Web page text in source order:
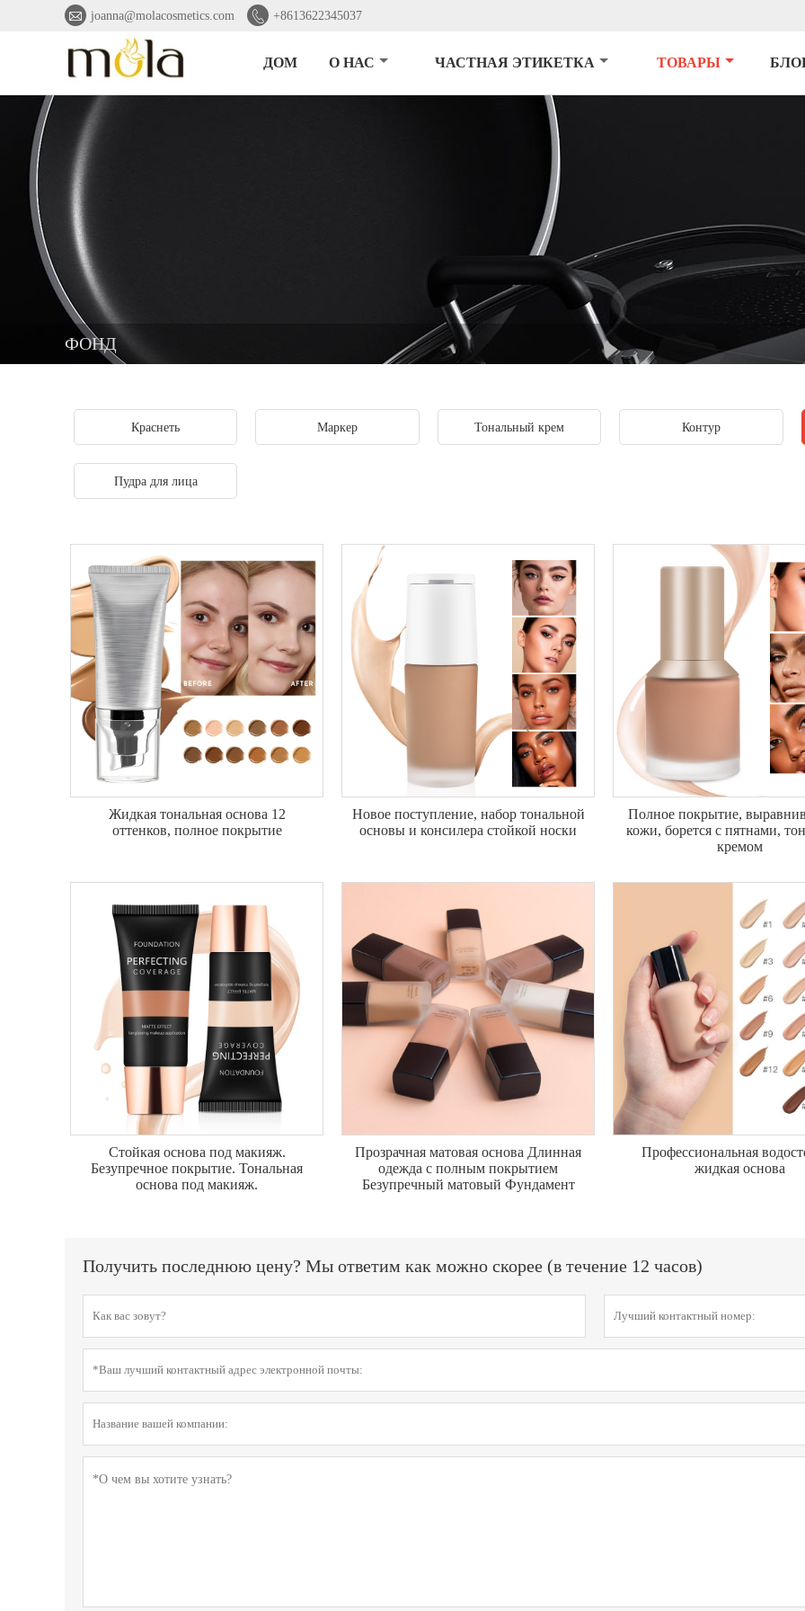
 joanna@molacosmetics.com  +8613622345037
ДОМ О НАС ЧАСТНАЯ ЭТИКЕТКА ТОВАРЫ
ФОНД
Краснеть Маркер Тональный крем Контур
Пудра для лица
Жидкая тональная основа 12
оттенков, полное покрытие
Новое поступление, набор тональной
основы и консилера стойкой носки
Полное покрытие,
кожи, борется с пятнами,
кремом
Стойкая основа под макияж.
Безупречное покрытие. Тональная
основа под макияж.
Прозрачная матовая основа Длинная
одежда с полным покрытием
Безупречный матовый Фундамент
Профессиональная
жидкая основа
Получить последнюю цену? Мы ответим как можно скорее (в течение 12 часов)